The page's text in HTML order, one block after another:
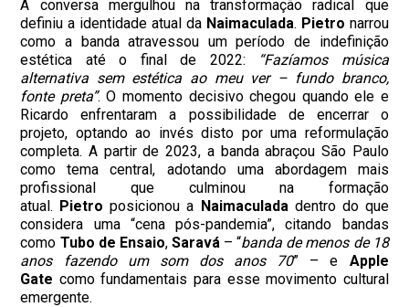
A conversa mergulhou na transformação radical que
definiu a identidade atual da Naimaculada. Pietro narrou
como a banda atravessou um período de indefinição
estética até o final de 2022:
“Fazíamos música
alternativa sem estética ao meu ver – fundo branco,
fonte preta”. O momento decisivo chegou quando ele e
Ricardo enfrentaram a possibilidade de encerrar o
projeto, optando ao invés disto por uma reformulação
completa. A partir de 2023, a banda abraçou São Paulo
como tema central, adotando uma abordagem mais
profissional que culminou na formação
atual. Pietroposicionou a Naimaculadadentro do que
considera uma “cena pós-pandemia”, citando bandas
como Tubo de Ensaio, Saravá– “banda de menos de 18
anos fazendo um som dos anos 70” – e Apple
Gate como fundamentais para esse movimento cultural
emergente.